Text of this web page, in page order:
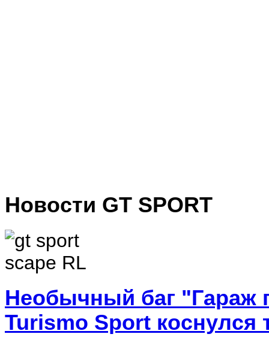
Новости GT SPORT
Необычный баг "Гараж
Turismo Sport коснулся